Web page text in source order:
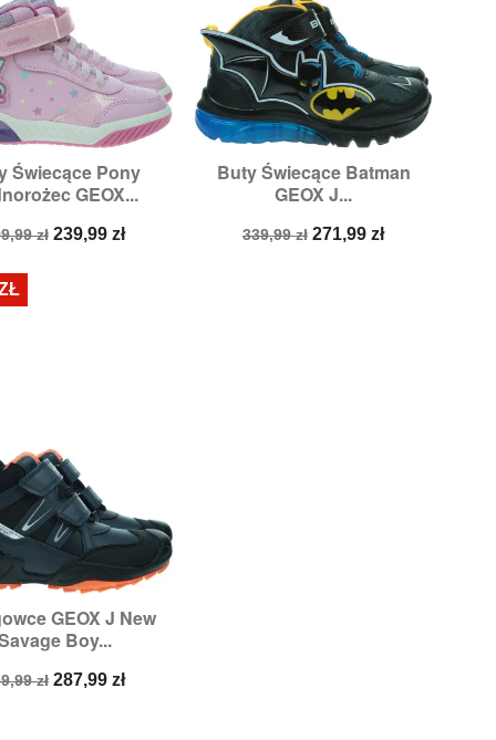
Świecące Pony
GEOX...
zł Cena
239,99 zł
Szybki podgląd
31,34
Buty Świecące Batman
GEOX J...
Cena
339,99 zł Cena
271,99 zł
Szybki podgląd
Rozmiary:31,32,
GEOX J New
Boy...
zł Cena
287,99 zł
Szybki podgląd
Rozmiary:38